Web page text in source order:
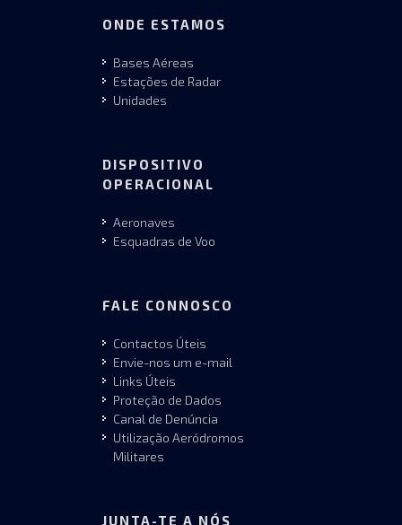
ONDE ESTAMOS
Bases Aéreas
Estações de Radar
Unidades
DISPOSITIVO
OPERACIONAL
Aeronaves
Esquadras de Voo
FALE CONNOSCO
Contactos Úteis
Envie-nos um e-mail
Links Úteis
Proteção de Dados
Canal de Denúncia
Utilização Aeródromos
Militares
JUNTA-TE A NÓS